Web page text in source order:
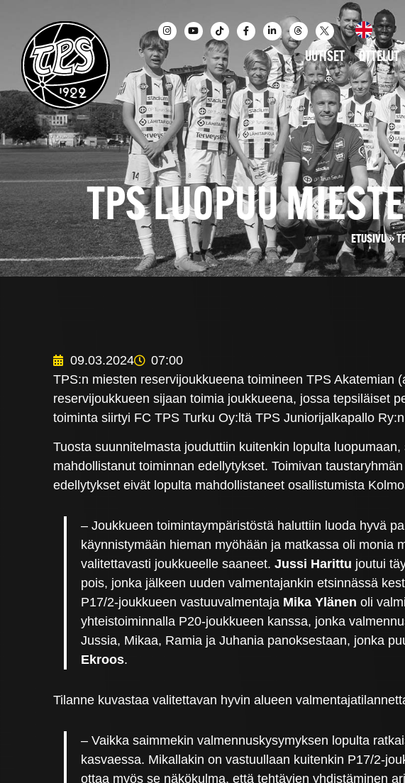
UUTISET OTTELUT
TPS LUOPUU
ETUSIVU»
09.03.2024
07:00
TPS:n miesten reservijoukkueena toimineen TPS
reservijoukkueen sijaan toimia joukkueena, jossa tepsiläiset
toiminta siirtyi FC TPS Turku Oy:ltä TPS Juniorijalkapallo
Tuosta suunnitelmasta jouduttiin kuitenkin lopulta
mahdollistanut toiminnan edellytykset. Toimivan
edellytykset eivät lopulta mahdollistaneet osallistumista
– Joukkueen toimintaympäristöstä haluttiin luoda hyvä
käynnistymään hieman myöhään ja matkassa oli monia
valitettavasti joukkueelle saaneet.Jussi Harittu joutui
pois, jonka jälkeen uuden valmentajankin etsinnässä
P17/2-joukkueen vastuuvalmentaja Mika Ylänen oli
yhteistoiminnalla P20-joukkueen kanssa, jonka
Jussia, Mikaa, Ramia ja Juhania panoksestaan, jonka
Ekroos.
Tilanne kuvastaa valitettavan hyvin alueen
– Vaikka saimmekin valmennuskysymyksen lopulta
kasvaessa. Mikallakin on vastuullaan kuitenkin P17/2-
ottaa myös se näkökulma, että tehtävien yhdistäminen